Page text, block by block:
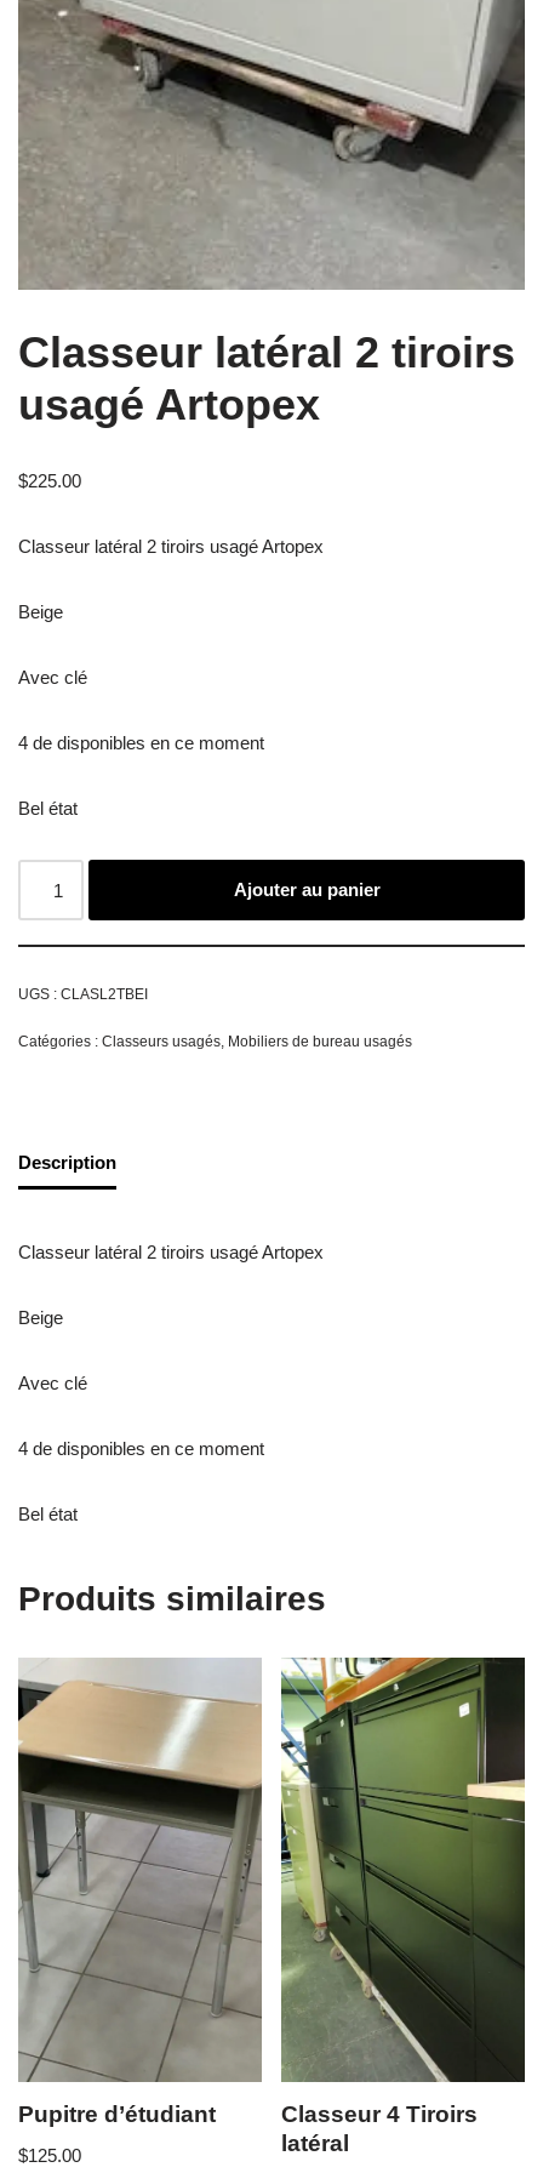
Classeur latéral 2 tiroirs
usagé Artopex
$225.00
Classeur latéral 2 tiroirs usagé Artopex
Beige
Avec clé
4 de disponibles en ce moment
Bel état
Ajouter au panier
UGS : CLASL2TBEI
Catégories : Classeurs usagés, Mobiliers de bureau usagés
Description
Classeur latéral 2 tiroirs usagé Artopex
Beige
Avec clé
4 de disponibles en ce moment
Bel état
Produits similaires
Pupitre d’étudiant
$125.00
Classeur 4 Tiroirs
latéral